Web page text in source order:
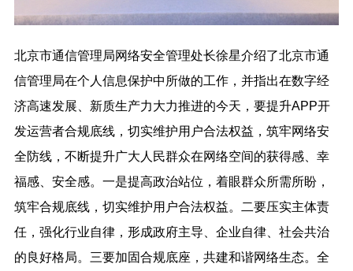
北京市通信管理局网络安全管理处长徐星介绍了北京市通
信管理局在个人信息保护中所做的工作，并指出在数字经
济高速发展、新质生产力大力推进的今天，要提升APP开
发运营者合规底线，切实维护用户合法权益，筑牢网络安
全防线，不断提升广大人民群众在网络空间的获得感、幸
福感、安全感。一是提高政治站位，着眼群众所需所盼，
筑牢合规底线，切实维护用户合法权益。二要压实主体责
任，强化行业自律，形成政府主导、企业自律、社会共治
的良好格局。三要加固合规底座，共建和谐网络生态。全